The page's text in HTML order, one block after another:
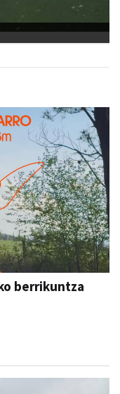
berrikuntza